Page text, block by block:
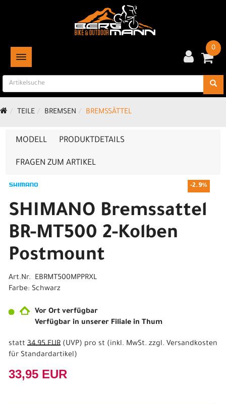
TOGGLE NAVIGATION
0
TEILE BREMSEN BREMSSÄTTEL
MODELL PRODUKTDETAILS
FRAGEN ZUM ARTIKEL
-2.9%
SHIMANO Bremssattel
BR-MT500 2-Kolben
Postmount
Art.Nr. EBRMT500MPPRXL
Farbe: Schwarz
Vor Ort verfügbar
Verfügbar in unserer Filiale in Thum
statt 34,95 EUR (UVP) pro st (inkl. MwSt. zzgl. Versandkosten
für Standardartikel)
33,95 EUR